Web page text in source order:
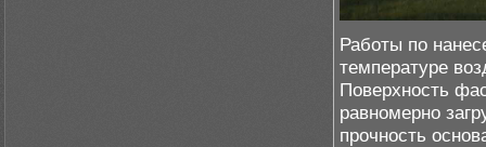
Работы по
температуре
Поверхность
равномерно
прочность